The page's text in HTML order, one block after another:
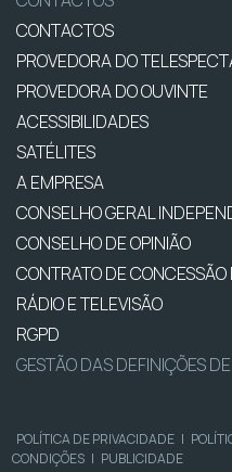
CONTACTOS
PROVEDORA DO
PROVEDORA DO OUVINTE
ACESSIBILIDADES
SATÉLITES
A EMPRESA
CONSELHO GERAL
CONSELHO DE OPINIÃO
CONTRATO DE
RÁDIO E TELEVISÃO
RGPD
GESTÃO DAS DEFINIÇÕES
POLÍTICA DE PRIVACIDADE |
CONDIÇÕES | PUBLICIDADE